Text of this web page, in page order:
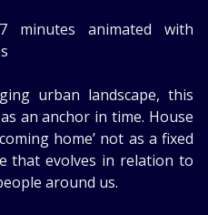
minutes animated with
urban landscape, this
an anchor in time. House
home’ not as a fixed
that evolves in relation to
around us.